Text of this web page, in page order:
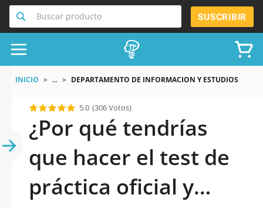
Buscar producto SUSCRIBIR
INICIO ... DEPARTAMENTO DE INFORMACION Y ESTUDIOS
5.0 (306 Votos)
¿Por qué tendrías
que hacer el test de
práctica oficial y